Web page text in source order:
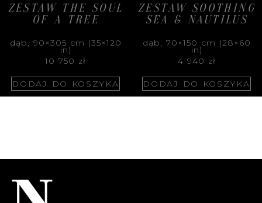
ZESTAW THE SOUL
OF A TREE
dąb, 90×305 cm (35×120
in)
10 750 zł
DODAJ DO KOSZYKA
ZESTAW SOOTHING
SEA & NAUTILUS
dąb, 70×150 cm (28×60
in)
4 940 zł
DODAJ DO KOSZYKA